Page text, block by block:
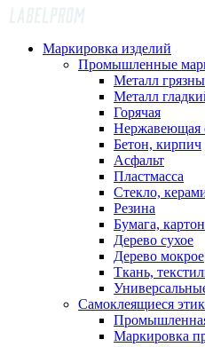
Маркировка изделий
Промышленные
Металл
Металл
Горячая
Нержавеющая
Бетон, кирпич
Асфальт
Пластмасса
Стекло,
Резина
Бумага, картон
Дерево сухое
Дерево мокрое
Ткань,
Самоклеящиеся
Маркировка